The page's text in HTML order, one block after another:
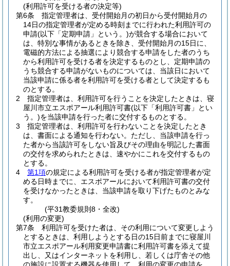
(利用許可を受ける者の決定等)
第6条
指定管理者は、受付開始月の初日から受付開始月の
14日の指定管理者が定める時刻までに行われた利用許可の
申請(以下「定期申請」という。)が競合する場合において
は、特別な事情があるときを除き、受付開始月の15日に、
電磁的方法による抽選により競合する申請をした者のうち
から利用許可を受ける者を決定するものとし、定期申請の
うち競合する申請がないものについては、当該日において
当該申請に係る者を利用許可を受ける者として決定するも
のとする。
2
指定管理者は、利用許可を行うことを決定したときは、寝
屋川市立エスポアール利用許可書(以下「利用許可書」とい
う。)を当該申請を行った者に交付するものとする。
3
指定管理者は、利用許可を行わないことを決定したとき
は、書面による通知を行わない。 ただし、当該申請を行っ
た者から当該許可をしない旨及びその理由を明記した書面
の交付を求められたときは、速やかにこれを交付するもの
とする。
4
第1項の規定による利用許可を受ける者が指定管理者が定
める日時までに、エスポアールにおいて利用許可書の交付
を受けなかったときは、当該申請を取り下げたものとみな
す。
(平31教委規則8・全改)
(利用の変更)
第7条
利用許可を受けた者は、その利用について変更しよう
とするときは、利用しようとする日の15日前までに寝屋川
市立エスポアール利用変更申請書に利用許可書を添えて提
出し、又はインターネットを利用し、若しくは庁舎その他